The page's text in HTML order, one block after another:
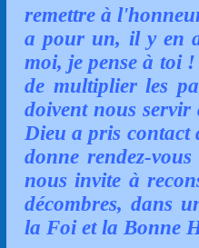
remettre à
a pour un, il y en
moi, je pense à toi
de multiplier les
doivent nous
Dieu a pris contact
donne rendez-
nous invite à
décombres, dans
la Foi et la Bonne